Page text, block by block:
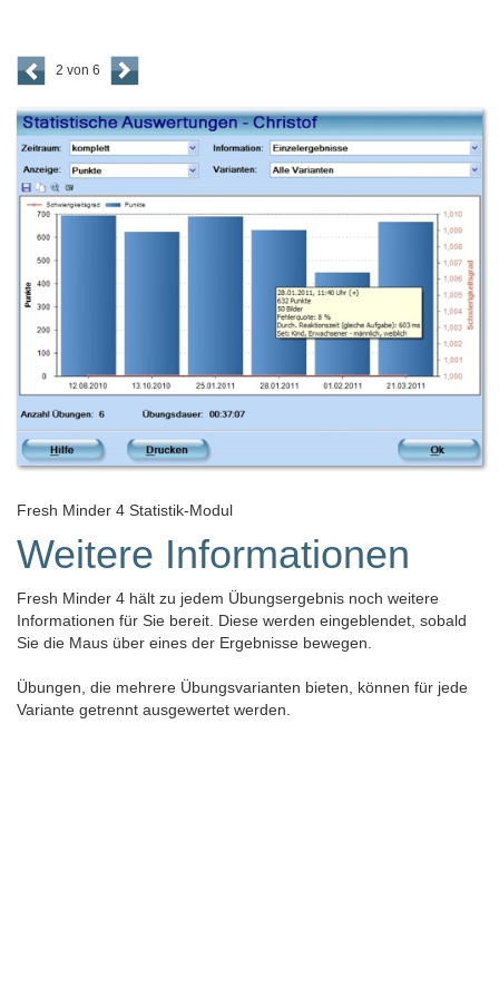
2 von 6
Fresh Minder 4 Statistik-Modul
Weitere Informationen
Fresh Minder 4 hält zu jedem Übungsergebnis noch weitere
Informationen für Sie bereit. Diese werden eingeblendet, sobald
Sie die Maus über eines der Ergebnisse bewegen.
Übungen, die mehrere Übungsvarianten bieten, können für jede
Variante getrennt ausgewertet werden.